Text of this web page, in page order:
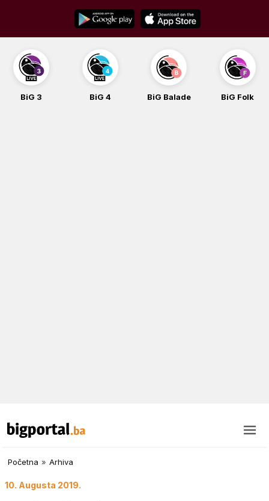
content
BiG 3 BiG 4 BiG Balade BiG Folk
Početna » Arhiva
10. Augusta 2019.